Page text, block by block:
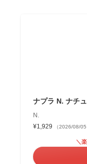
ナプラ N. ナチ
N.
¥1,929
（2026/08/
＼